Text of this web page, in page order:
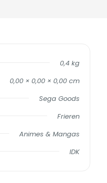
0,4 kg
0,00 × 0,00 × 0,00 cm
Sega Goods
Frieren
Animes & Mangas
IDK